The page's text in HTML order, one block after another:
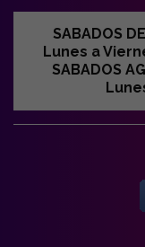
SABADOS
Lunes a
SABADOS